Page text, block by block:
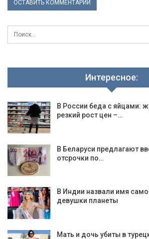
Интересное:
В России беда с яйцами:
резкий рост цен –…
В Беларуси предлагают
отсрочки по…
В Индии назвали имя
девушки планеты
Мать и дочь убиты в